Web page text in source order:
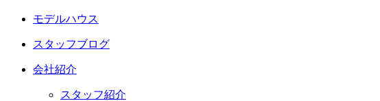
モデルハウス
スタッフブログ
会社紹介
スタッフ紹介